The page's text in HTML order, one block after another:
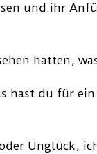
und ihr
hatten,
hast du für
Unglück,